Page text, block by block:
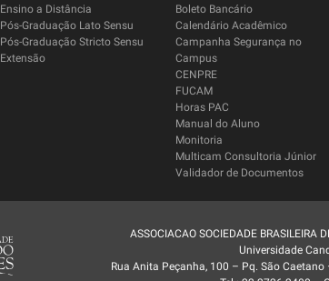
Ensino a Distância
Pós-Graduação Lato Sensu
Pós-Graduação Stricto Sensu
Extensão
Boleto Bancário
Calendário Acadêmico
Campanha Segurança no
Campus
CENPRE
FUCAM
Horas PAC
Manual do Aluno
Monitoria
Multicam Consultoria Júnior
Validador de Documentos
ASSOCIACAO SOCIEDADE BRASILEIRA
Universidade
Rua Anita Peçanha, 100 – Pq. São